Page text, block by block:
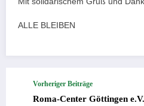
ALLE BLEIBEN
Vorheriger Beiträge
Roma-Center Göttingen